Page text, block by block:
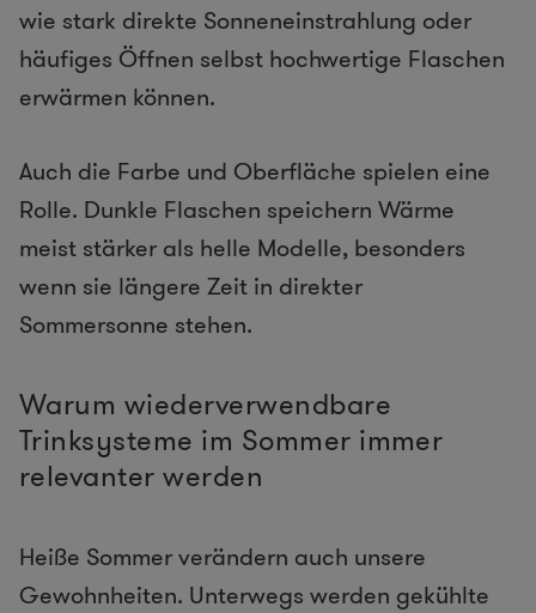
wie stark direkte Sonneneinstrahlung oder
häufiges Öffnen selbst hochwertige Flaschen
erwärmen können.
Auch die Farbe und Oberfläche spielen eine
Rolle. Dunkle Flaschen speichern Wärme
meist stärker als helle Modelle, besonders
wenn sie längere Zeit in direkter
Sommersonne stehen.
Warum wiederverwendbare
Trinksysteme im Sommer immer
relevanter werden
Heiße Sommer verändern auch unsere
Gewohnheiten. Unterwegs werden gekühlte